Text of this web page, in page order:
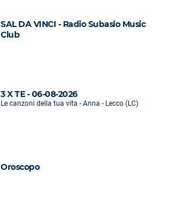
SAL DA VINCI - Radio Subasio Music
Club
3 X TE - 06-08-2026
Le canzoni della tua vita - Anna - Lecco (LC)
Oroscopo